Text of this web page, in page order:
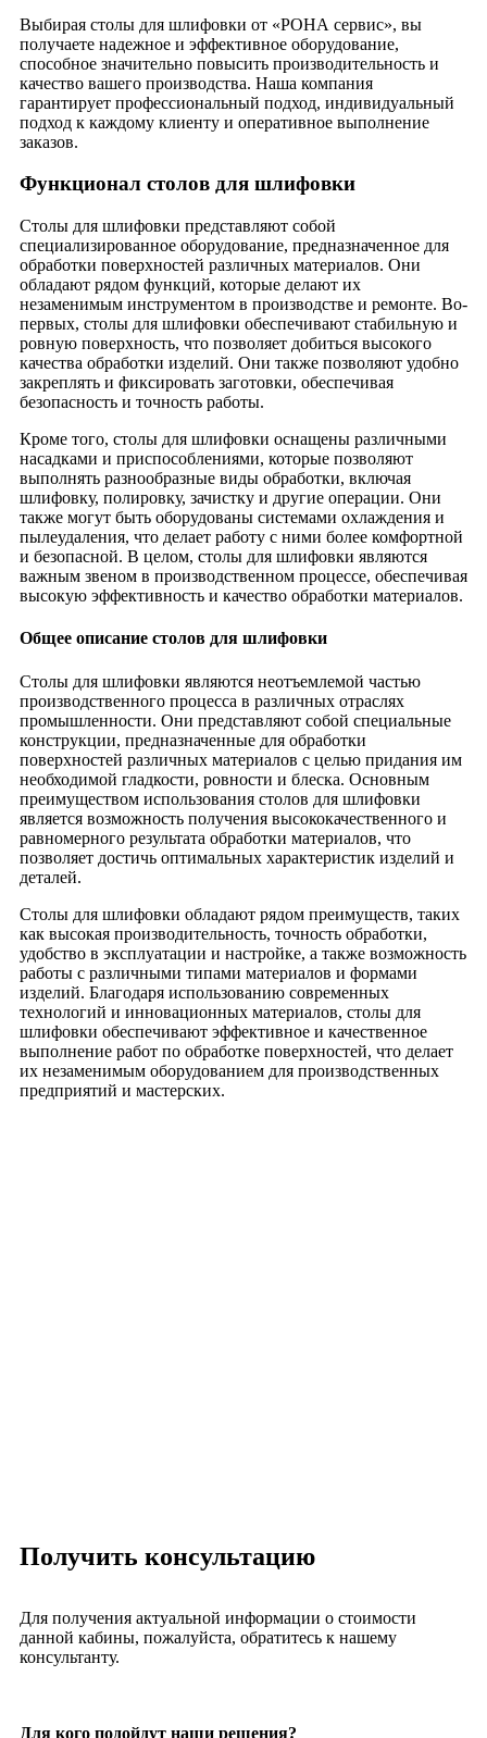
Выбирая столы для шлифовки от «РОНА сервис», вы
получаете надежное и эффективное оборудование,
способное значительно повысить производительность и
качество вашего производства. Наша компания
гарантирует профессиональный подход, индивидуальный
подход к каждому клиенту и оперативное выполнение
заказов.
Функционал столов для шлифовки
Столы для шлифовки представляют собой
специализированное оборудование, предназначенное для
обработки поверхностей различных материалов. Они
обладают рядом функций, которые делают их
незаменимым инструментом в производстве и ремонте. Во-
первых, столы для шлифовки обеспечивают стабильную и
ровную поверхность, что позволяет добиться высокого
качества обработки изделий. Они также позволяют удобно
закреплять и фиксировать заготовки, обеспечивая
безопасность и точность работы.
Кроме того, столы для шлифовки оснащены различными
насадками и приспособлениями, которые позволяют
выполнять разнообразные виды обработки, включая
шлифовку, полировку, зачистку и другие операции. Они
также могут быть оборудованы системами охлаждения и
пылеудаления, что делает работу с ними более комфортной
и безопасной. В целом, столы для шлифовки являются
важным звеном в производственном процессе, обеспечивая
высокую эффективность и качество обработки материалов.
Общее описание столов для шлифовки
Столы для шлифовки являются неотъемлемой частью
производственного процесса в различных отраслях
промышленности. Они представляют собой специальные
конструкции, предназначенные для обработки
поверхностей различных материалов с целью придания им
необходимой гладкости, ровности и блеска. Основным
преимуществом использования столов для шлифовки
является возможность получения высококачественного и
равномерного результата обработки материалов, что
позволяет достичь оптимальных характеристик изделий и
деталей.
Столы для шлифовки обладают рядом преимуществ, таких
как высокая производительность, точность обработки,
удобство в эксплуатации и настройке, а также возможность
работы с различными типами материалов и формами
изделий. Благодаря использованию современных
технологий и инновационных материалов, столы для
шлифовки обеспечивают эффективное и качественное
выполнение работ по обработке поверхностей, что делает
их незаменимым оборудованием для производственных
предприятий и мастерских.
Получить консультацию
Для получения актуальной информации о стоимости
данной кабины, пожалуйста, обратитесь к нашему
консультанту.
Для кого подойдут наши решения?